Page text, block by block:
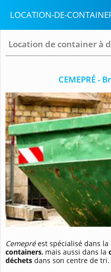
LOCATION-DE-
Location de container à
CEMEPRÉ -
Cemepréest spécialisé dans la
containers, mais aussi dans la
déchets dans son centre de tri.